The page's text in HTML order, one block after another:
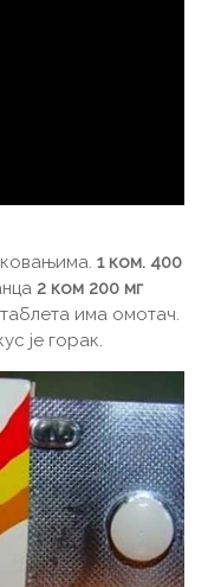
1 ком. 400
2 ком 200 мг
има омотач.
је горак.